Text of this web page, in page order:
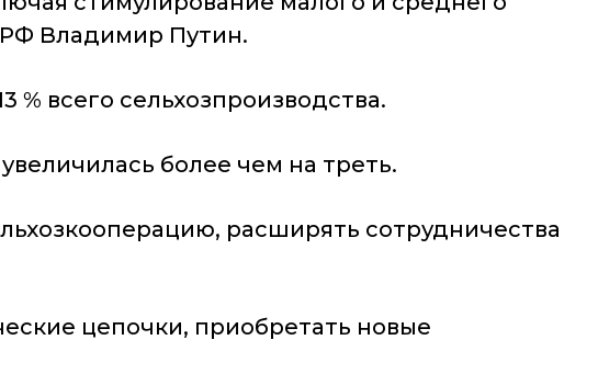
РФ Владимир Путин.
всего сельхозпроизводства.
более чем на треть.
расширять сотрудничества
цепочки, приобретать новые